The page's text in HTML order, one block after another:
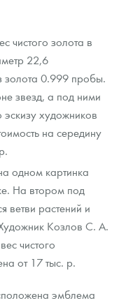
чистого золота в
22,6
золота 0.999 пробы.
звезд, а под ними
эскизу художников
на середину
одном картинка
На втором под
ветви растений и
Козлов С. А.
чистого
от 17 тыс. р.
эмблема